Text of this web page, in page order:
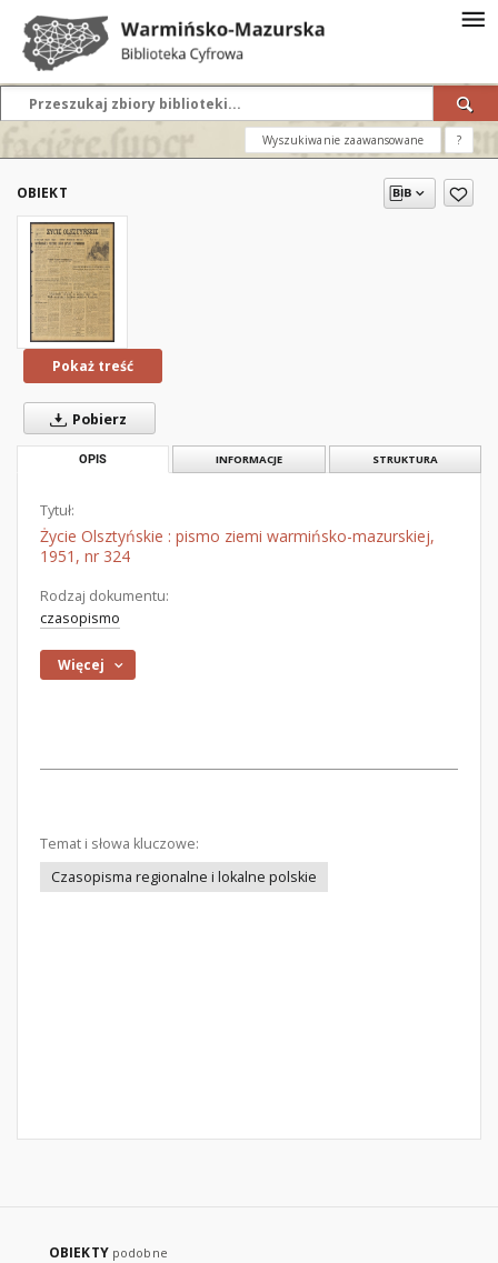
Wyszukiwanie zaawansowane ?
OBIEKT
Pokaż treść
Pobierz
OPIS INFORMACJE STRUKTURA
Tytuł:
Życie Olsztyńskie : pismo ziemi warmińsko-mazurskiej,
1951, nr 324
Rodzaj dokumentu:
czasopismo
Więcej
Temat i słowa kluczowe:
Czasopisma regionalne i lokalne polskie
OBIEKTY podobne